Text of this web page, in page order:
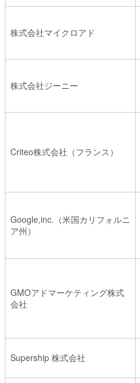
株式会社マイクロアド
株式会社ジーニー
Criteo株式会社（フランス）
Google,inc.（米国カリフォルニ
ア州）
GMOアドマーケティング株式
会社
Supership 株式会社